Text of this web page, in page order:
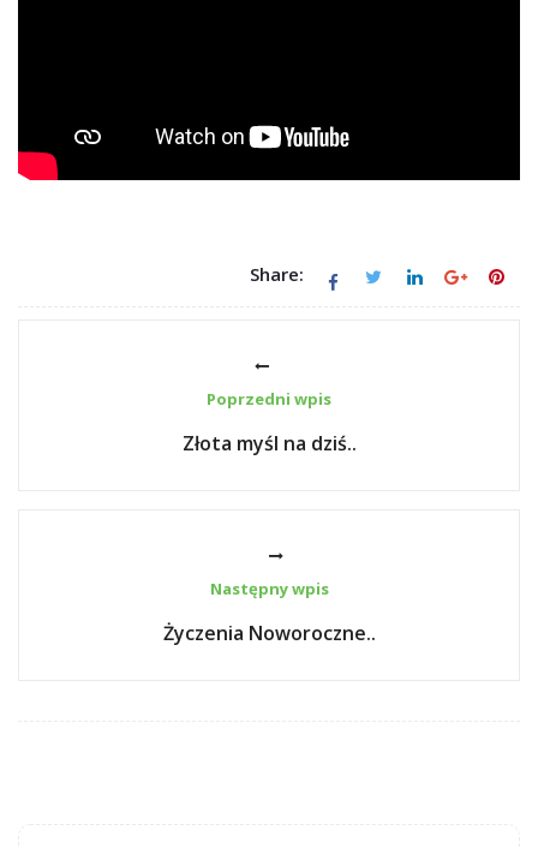
Share:
Poprzedni wpis
Złota myśl na dziś..
Następny wpis
Życzenia Noworoczne..